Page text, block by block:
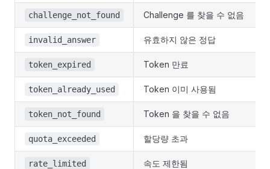
challenge_not_found Challenge 를 찾을 수 없음
invalid_answer 유효하지 않은 정답
token_expired Token 만료
token_already_used Token 이미 사용됨
token_not_found Token 을 찾을 수 없음
quota_exceeded 할당량 초과
rate_limited 속도 제한됨